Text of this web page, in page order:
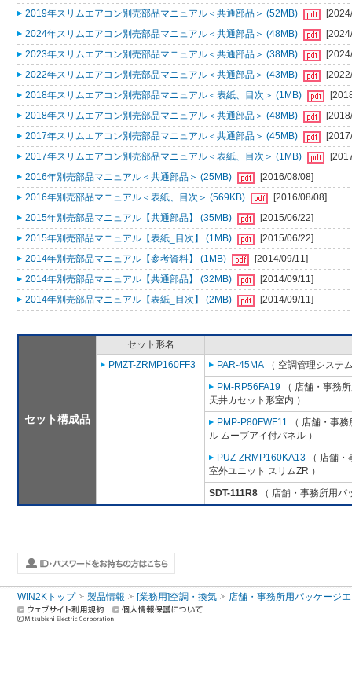
2019年スリムエアコン別売部品マニュアル＜共通部品＞ (52MB)
2024年スリムエアコン別売部品マニュアル＜共通部品＞ (48MB)
2023年スリムエアコン別売部品マニュアル＜共通部品＞ (38MB)
2022年スリムエアコン別売部品マニュアル＜共通部品＞ (43MB)
2018年スリムエアコン別売部品マニュアル＜表紙、目次＞ (1MB)
2018年スリムエアコン別売部品マニュアル＜共通部品＞ (48MB)
2017年スリムエアコン別売部品マニュアル＜共通部品＞ (45MB)
2017年スリムエアコン別売部品マニュアル＜表紙、目次＞ (1MB)
2016年別売部品マニュアル＜共通部品＞ (25MB)
[2016/08/08]
2016年別売部品マニュアル＜表紙、目次＞ (569KB)
[2016/08/08]
2015年別売部品マニュアル【共通部品】 (35MB)
[2015/06/22]
2015年別売部品マニュアル【表紙_目次】 (1MB)
[2015/06/22]
2014年別売部品マニュアル【参考資料】 (1MB)
[2014/09/11]
2014年別売部品マニュアル【共通部品】 (32MB)
[2014/09/11]
2014年別売部品マニュアル【表紙_目次】 (2MB)
[2014/09/11]
セット構成品
セット形名
PMZT-ZRMP160FF3
PAR-45MA （ 空調管理システ
PM-RP56FA19 （ 店舗・事務
天井カセット形室内 ）
PMP-P80FWF11 （ 店舗・事
ル ムーブアイ付パネル ）
PUZ-ZRMP160KA13 （ 店舗
室外ユニット スリムZR ）
SDT-111R8 （ 店舗・事務所用
WIN2Kトップ 製品情報 [業務用]空調・換気 店舗・事務所用パッケージ